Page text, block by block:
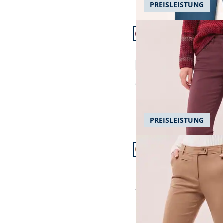
Artikel 7 von 24.
Passform Feminine Fit.
PREISLEISTUNG
Feminine Fit
Extraglatt
4,6 (116)
ab
Artikel 10 von 24.
Passform Regular Fit.
PREISLEISTUNG
Regular Fit
Extraglatt
ab
€ 119,99